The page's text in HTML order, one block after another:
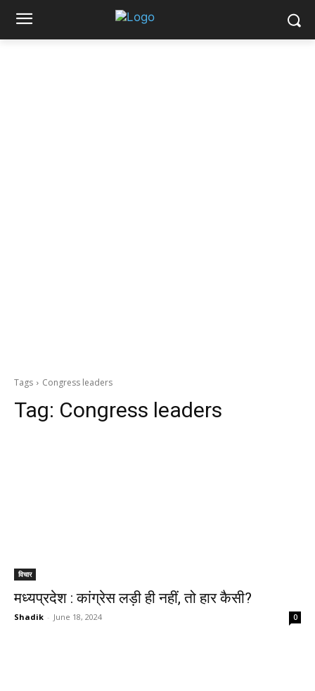
Tags Congress leaders
Tag: Congress leaders
विचार
मध्यप्रदेश : कांग्रेस लड़ी ही नहीं, तो हार कैसी?
Shadik - June 18, 2024 0